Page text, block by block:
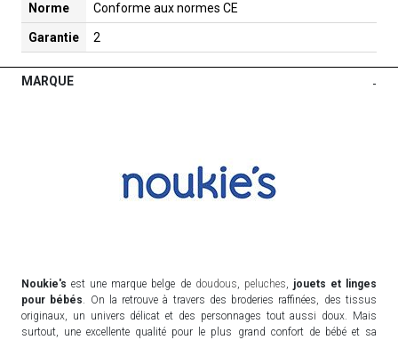
Norme Conforme aux normes CE
Garantie 2
MARQUE -
Noukie's est une marque belge de doudous peluches
jouets et linges
pour bébés . On la retrouve à travers des broderies raffinées, des tissus
originaux, un univers délicat et des personnages tout aussi doux. Mais
surtout, une excellente qualité pour le plus grand confort de bébé et sa